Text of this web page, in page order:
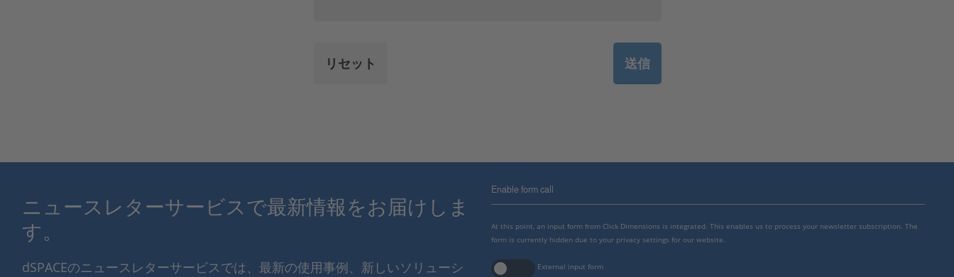
ニュースレターサービスで最新情報をお届けしま
す。
dSPACEのニュースレターサービスでは、最新の使用事例、新しいソリューシ
Enable form call
At this point, an input form from Click Dimensions is integrated. This enables us to process your newsletter subscription. The
form is currently hidden due to your privacy settings for our website.
External input form